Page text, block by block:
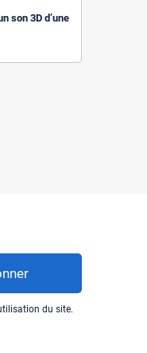
son 3D d’une
du site.